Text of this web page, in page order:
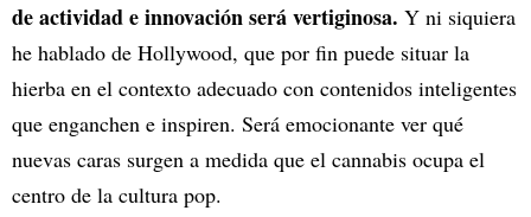
de actividad e innovación será vertiginosa. Y ni siquiera
he hablado de Hollywood, que por fin puede situar la
hierba en el contexto adecuado con contenidos inteligentes
que enganchen e inspiren. Será emocionante ver qué
nuevas caras surgen a medida que el cannabis ocupa el
centro de la cultura pop.